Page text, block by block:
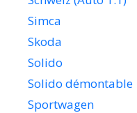
Simca
Skoda
Solido
Solido démontable
Sportwagen